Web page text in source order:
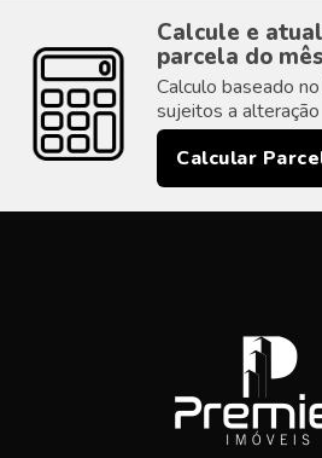
Calcule e
parcela do
Calculo baseado
sujeitos a alteração
Calcular